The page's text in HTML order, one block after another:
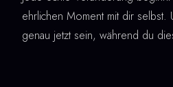
ehrlichen Moment mit dir selbst.
genau jetzt sein, während du